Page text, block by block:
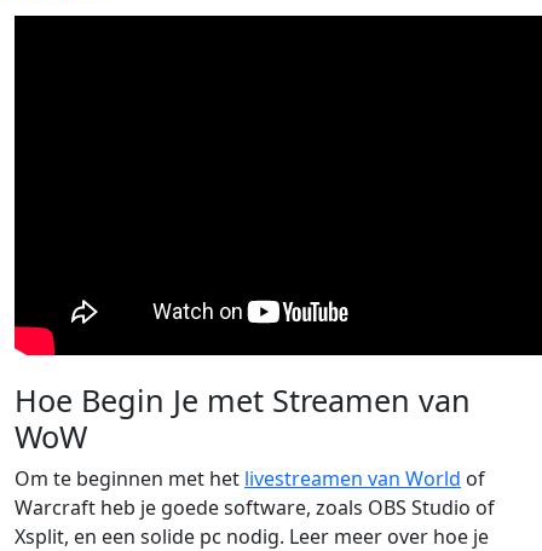
Hoe Begin Je met Streamen van
WoW
Om te beginnen met het livestreamen van World of
Warcraft heb je goede software, zoals OBS Studio of
Xsplit, en een solide pc nodig. Leer meer over hoe je